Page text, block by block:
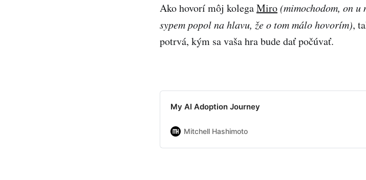
Ako hovorí môj kolegaMiro(mimochodom, on
sypem popol na hlavu, že o tom málo hovorím),
potrvá, kým sa vaša hra bude dať počúvať.
My AI Adoption Journey
Mitchell Hashimoto